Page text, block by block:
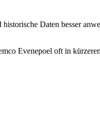
historische Daten besser
Evenepoel oft in